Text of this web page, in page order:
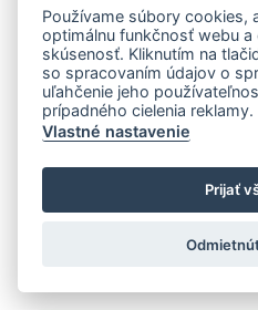
Používame súbory cookies,
optimálnu funkčnosť webu
skúsenosť. Kliknutím na
so spracovaním údajov o
uľahčenie jeho
prípadného cielenia reklamy.
Vlastné nastavenie
Prijať